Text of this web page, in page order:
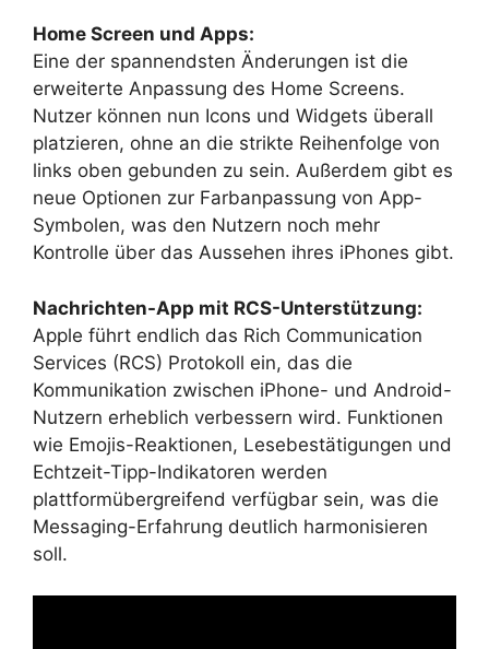
Home Screen und Apps:
Eine der spannendsten Änderungen ist die
erweiterte Anpassung des Home Screens.
Nutzer können nun Icons und Widgets überall
platzieren, ohne an die strikte Reihenfolge von
links oben gebunden zu sein. Außerdem gibt es
neue Optionen zur Farbanpassung von App-
Symbolen, was den Nutzern noch mehr
Kontrolle über das Aussehen ihres iPhones gibt.
Nachrichten-App mit RCS-Unterstützung:
Apple führt endlich das Rich Communication
Services (RCS) Protokoll ein, das die
Kommunikation zwischen iPhone- und Android-
Nutzern erheblich verbessern wird. Funktionen
wie Emojis-Reaktionen, Lesebestätigungen und
Echtzeit-Tipp-Indikatoren werden
plattformübergreifend verfügbar sein, was die
Messaging-Erfahrung deutlich harmonisieren
soll.